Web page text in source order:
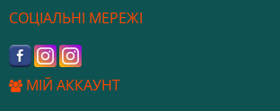
СОЦІАЛЬНІ МЕРЕЖІ
МІЙ АККАУНТ